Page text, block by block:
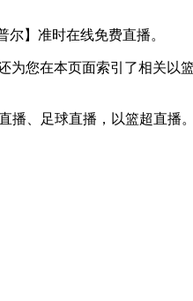
】准时在线免费直播。
您在本页面索引了相关以
、足球直播，以篮超直播。